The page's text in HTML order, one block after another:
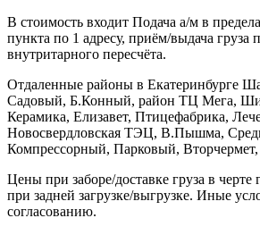
В стоимость входит Подача а/м в
пункта по 1 адресу, приём/выдача груза
внутритарного пересчёта.
Отдаленные районы в Екатеринбурге
Садовый, Б.Конный, район ТЦ Мега,
Керамика, Елизавет, Птицефабрика,
Новосвердловская ТЭЦ, В.Пышма,
Компрессорный, Парковый, Вторчермет,
Цены при заборе/доставке груза в черте
при задней загрузке/выгрузке. Иные
согласованию.